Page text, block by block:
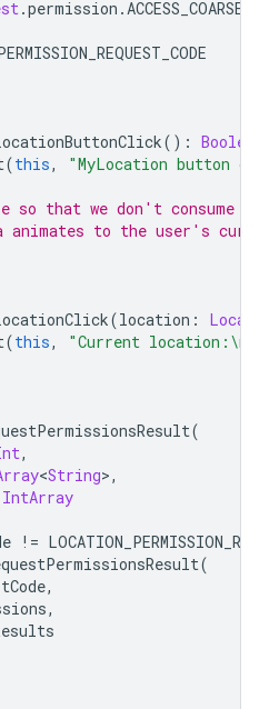
.permission .
():
(this,
"MyLocation button
so that we don't consume
animates to the user's
(location :
(this,
"Current
(
,
<String>,
IntArray
!=
(
,
,